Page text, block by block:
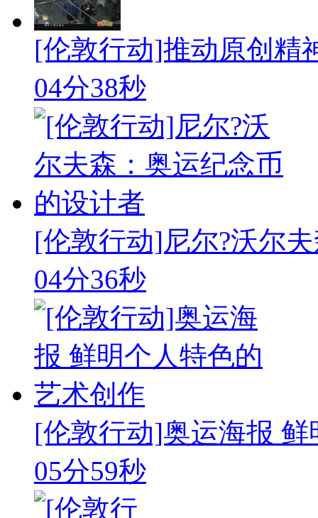
[伦敦行动]推动原创精
04分38秒
[伦敦行动]尼尔?沃尔
04分36秒
[伦敦行动]奥运海报
05分59秒